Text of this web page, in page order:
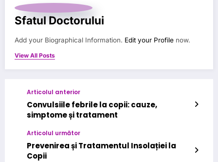
Sfatul Doctorului
Add your Biographical Information. Edit your Profile now.
View All Posts
Articolul anterior
Convulsiile febrile la copii: cauze,
simptome și tratament
Articolul următor
Prevenirea și Tratamentul Insolației la
Copii